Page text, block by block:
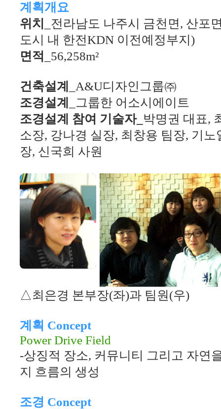
계획개요
위치
전라남도 나주시 금천면, 산포
도시 내 한전KDN 이전예정부지 )
면적
_56,258m²
건축설계 _A&U디자인그룹㈜
조경설계
그룹한 어소시에이트
조경설계 참여 기술자_ 박명권 대표,
소장, 강나경 실장, 최창용 팀장, 기노
장, 신국희 사원
△최은경 본부장(좌)과 팀원(우)
계획 Concept
Power Drive Field
-상징적 장소, 커뮤니티 그리고 자연
지 흐름의 생성
조경 Concept